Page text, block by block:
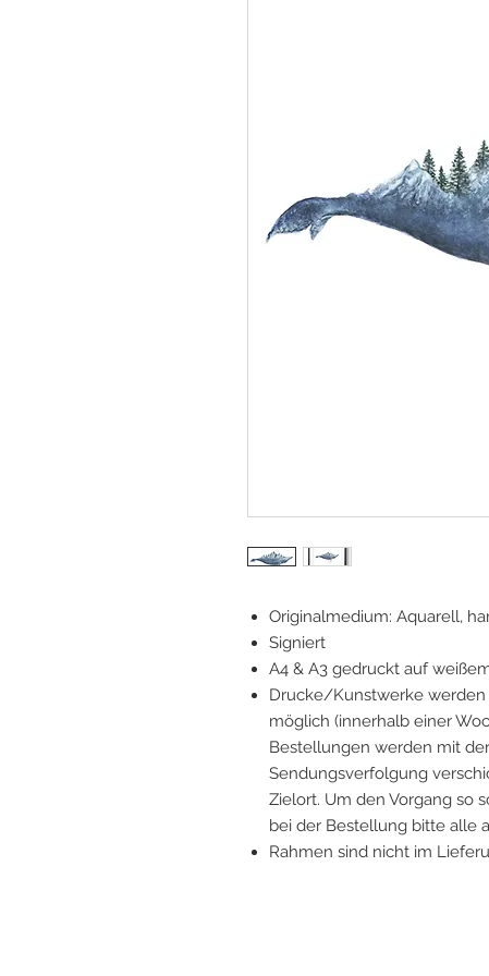
Originalmedium: Aquarell,
Signiert
A4 & A3 gedruckt auf
Drucke/Kunstwerke
möglich (innerhalb einer
Bestellungen werden mit
Sendungsverfolgung
Zielort. Um den Vorgang so
bei der Bestellung bitte alle
Rahmen sind nicht im